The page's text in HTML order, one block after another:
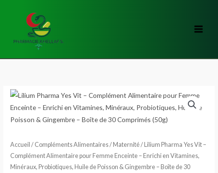
Accueil / Compléments Alimentaires/Maternité/ Lilium Pharma Yes Vit –
Complément Alimentaire pour Femme Enceinte – Enrichi en Vitamines,
Minéraux, Probiotiques, Huile de Poisson & Gingembre – Boîte de 30
quantité
de
Lilium
Yes
Vit
–